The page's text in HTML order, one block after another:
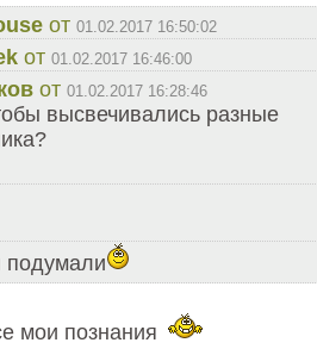
от 01.02.2017 16:50:02
от 01.02.2017 16:46:00
от 01.02.2017 16:28:46
высвечивались разные
подумали
мои познания